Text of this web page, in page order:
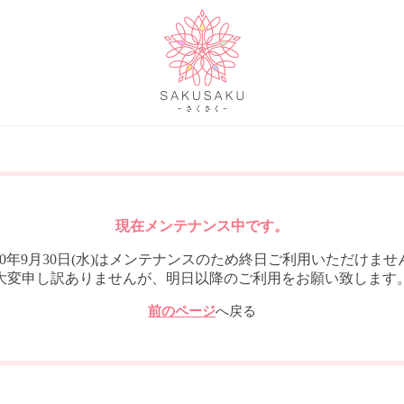
現在メンテナンス中です。
年9月30日(水)はメンテナンスのため終日ご利用いただけませ
変申し訳ありませんが、明日以降のご利用をお願い致します
前のページへ戻る